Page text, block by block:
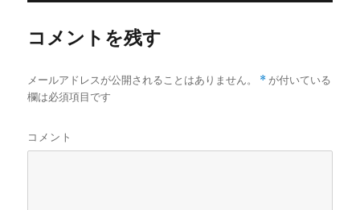
コメントを残す
メールアドレスが公開されることはありません。 * が付いている
欄は必須項目です
コメント